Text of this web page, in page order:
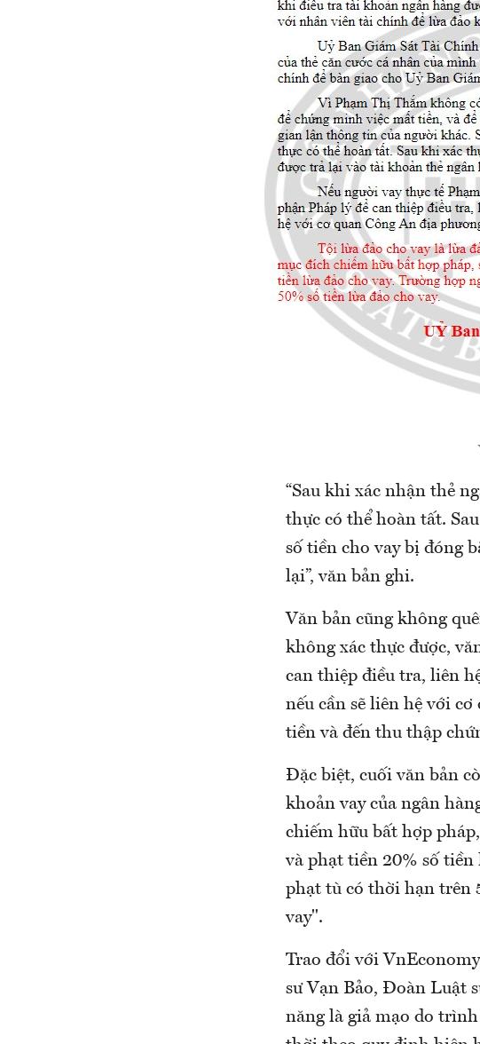
“Sau khi xác nhận thẻ
thực có thể hoàn tất.
số tiền cho vay bị đóng
lại”, văn bản ghi.
Văn bản cũng không
không xác thực được,
can thiệp điều tra, liên
nếu cần sẽ liên hệ với
tiền và đến thu thập
Đặc biệt, cuối văn bản
khoản vay của ngân
chiếm hữu bất hợp
và phạt tiền 20% số
phạt tù có thời hạn trên
vay".
Trao đổi với
sư Vạn Bảo, Đoàn Luật
năng là giả mạo do